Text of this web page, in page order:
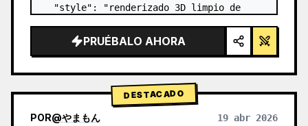
  "style": "renderizado 3D limpio de
detalles brillantes",
  "background": "{argument
PRUÉBALO AHORA
DESTACADO
POR@やまもん 19 abr 2026